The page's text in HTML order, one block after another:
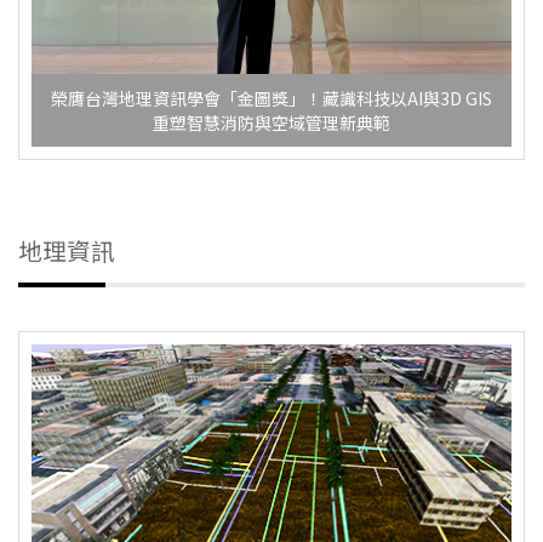
榮膺台灣地理資訊學會「金圖獎」！藏識科技以AI與3D GIS
重塑智慧消防與空域管理新典範
地理資訊